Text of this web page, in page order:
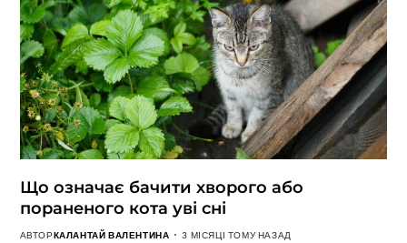
Що означає бачити хворого або
пораненого кота уві сні
АВТОРКАЛАНТАЙ ВАЛЕНТИНА 3 МІСЯЦІ ТОМУ НАЗАД